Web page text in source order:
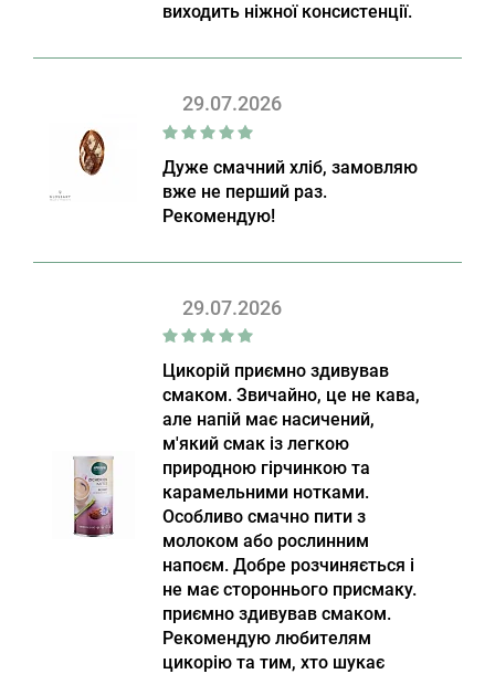
виходить ніжної консистенції.
29.07.2026
Дуже смачний хліб, замовляю
вже не перший раз.
Рекомендую!
29.07.2026
Цикорій приємно здивував
смаком. Звичайно, це не кава,
але напій має насичений,
м'який смак із легкою
природною гірчинкою та
карамельними нотками.
Особливо смачно пити з
молоком або рослинним
напоєм. Добре розчиняється і
не має стороннього присмаку.
приємно здивував смаком.
Рекомендую любителям
цикорію та тим, хто шукає